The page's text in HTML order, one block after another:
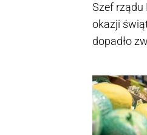
Szef rządu
okazji
dopadło
się